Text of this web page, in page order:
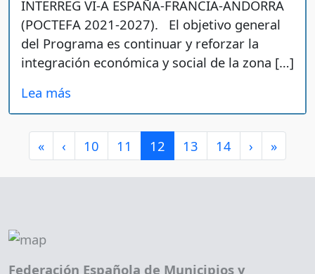
INTERREG VI-A ESPAÑA-FRANCIA-ANDORRA
(POCTEFA 2021-2027). El objetivo general
del Programa es continuar y reforzar la
integración económica y social de la zona […]
Lea más
Page navigation
« ‹ Page
10 Page
11 Current Page
12 Page
13 Page
14 › »
Federación Española de Municipios y